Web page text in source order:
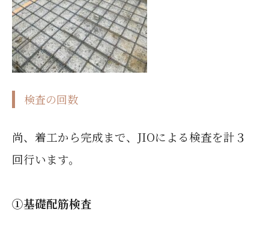
検査の回数
尚、着工から完成まで、JIOによる検査を計３
回行います。
①基礎配筋検査